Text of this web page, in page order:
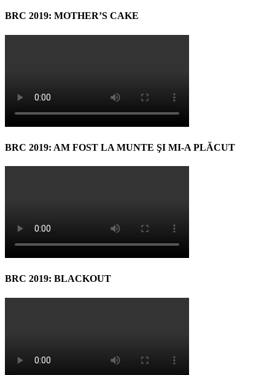
BRC 2019: MOTHER’S CAKE
BRC 2019: AM FOST LA MUNTE ŞI MI-A PLĂCUT
BRC 2019: BLACKOUT